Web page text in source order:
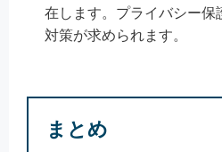
在します。プライバシー保
対策が求められます。
まとめ